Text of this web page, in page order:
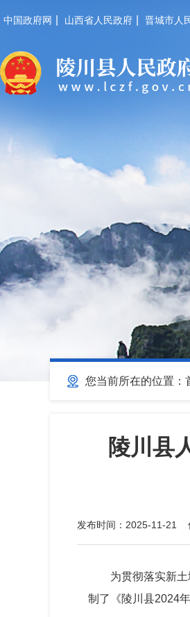
中国政府网 山西省人民政府 晋城市人
您当前所在的位置：
陵川县
发布时间： 2025-11-21
为贯彻落实新
制了《陵川县2024